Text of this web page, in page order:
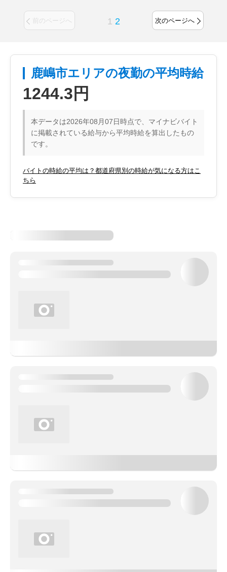
前のページへ 1 2 次のページへ
鹿嶋市エリアの夜勤の平均時給
1244.3円
本データは2026年08月07日時点で、マイナビバイト
に掲載されている給与から平均時給を算出したもの
です。
バイトの時給の平均は？都道府県別の時給が気になる方はこ
ちら